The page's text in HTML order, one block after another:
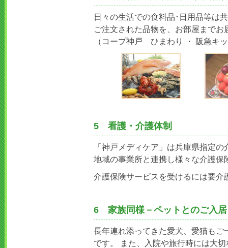
日々の生活での食料品･日用品等は
ご注文された品物を、お部屋までお
（コープ神戸 ひまわり ・ 阪急キ
5 看護・介護体制
「神戸メディケア」は兵庫県指定
地域の事業所と連携し様々な介護
介護保険サービスを受けるには要
6 家族同様－ペットとのご入居
長年連れ添ってきた愛犬、愛猫も
です。 また、入院や旅行時には大